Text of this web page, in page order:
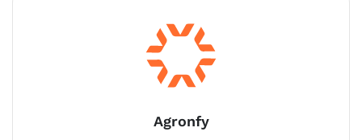
Agronfy